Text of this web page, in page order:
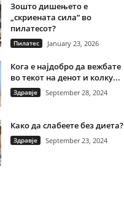
Зошто дишењето е
„скриената сила“ во
пилатесот?
Пилатес January 23, 2026
Кога е најдобро да вежбате
во текот на денот и колку...
Здравје September 28, 2024
Како да слабеете без диета?
Здравје September 23, 2024